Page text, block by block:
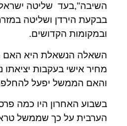
השיבה",בעד שליטה
בבקעת הירדן ושליטה
ובמקומות הקדושים.
השאלה הנשאלת היא האם
מחיר אישי בעקבות
והאם הממשל יפעל
בשבוע האחרון היו כמה
הערבית על כך שממשל